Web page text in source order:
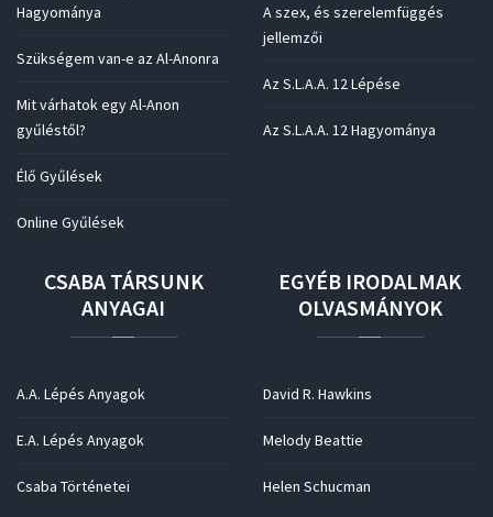
Hagyománya
Szükségem van-e az Al-Anonra
Mit várhatok egy Al-Anon
gyűléstől?
Élő Gyűlések
Online Gyűlések
A szex, és szerelemfüggés
jellemzői
Az S.L.A.A. 12 Lépése
Az S.L.A.A. 12 Hagyománya
CSABA TÁRSUNK
ANYAGAI
A.A. Lépés Anyagok
E.A. Lépés Anyagok
Csaba Történetei
EGYÉB IRODALMAK
OLVASMÁNYOK
David R. Hawkins
Melody Beattie
Helen Schucman